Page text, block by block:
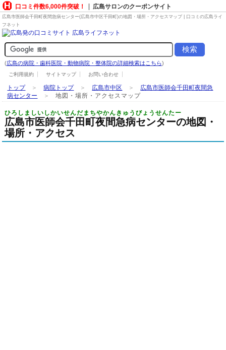
口コミ件数6,000件突破！ 広島サロンのクーポンサイト
広島市医師会千田町夜間急病センター(広島市中区千田町)の地図・場所・アクセスマップ | 口コミの広島ライ
フネット
(広島の病院・歯科医院・動物病院・整体院の詳細検索はこちら)
ご利用規約 サイトマップ お問い合わせ
トップ＞病院トップ＞ 広島市中区 ＞ 広島市医師会千田町夜間急
病センター
＞地図・場所・アクセスマップ
ひろしましいしかいせんだまちやかんきゅうびょうせんたー
広島市医師会千田町夜間急病センターの地図・
場所・アクセス